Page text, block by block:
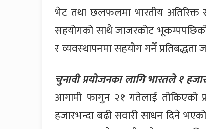
भेट तथा छलफलमा भारतीय अतिरिक्त
सहयोगको साथै जाजरकोट भूकम्पपछिको
र व्यवस्थापनमा सहयोग गर्ने
चुनावी प्रयोजनका लागि भारतले १
आगामी फागुन २१ गतेलाई तोकिएको
हजारभन्दा बढी सवारी साधन दिने